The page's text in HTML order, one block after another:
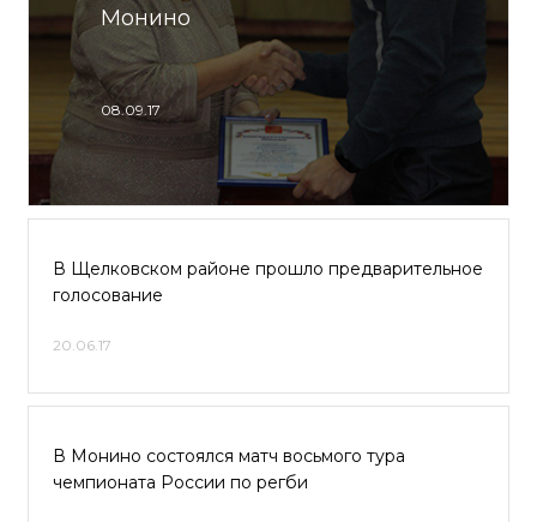
Монино
08.09.17
В Щелковском районе прошло предварительное
голосование
20.06.17
В Монино состоялся матч восьмого тура
чемпионата России по регби